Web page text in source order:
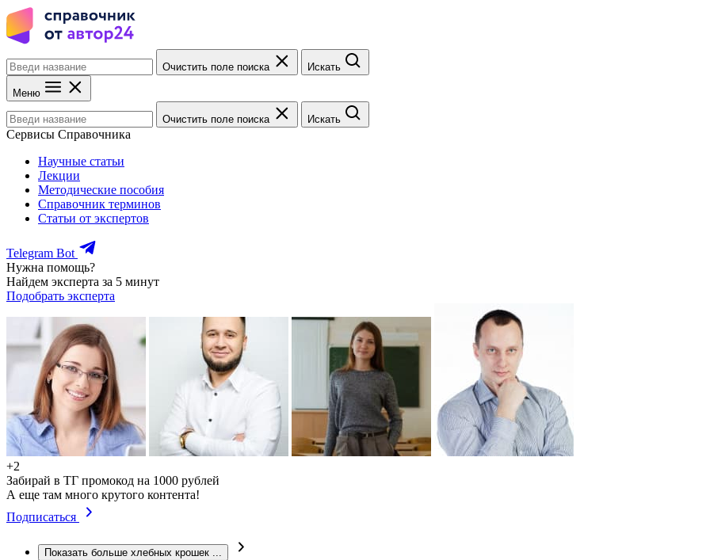
Очистить поле поиска Искать
Меню
Очистить поле поиска Искать
Сервисы Справочника
Научные статьи
Лекции
Методические пособия
Справочник терминов
Статьи от экспертов
Telegram Bot
Нужна помощь?
Найдем эксперта за 5 минут
Подобрать эксперта
+2
Забирай в ТГ промокод на 1000 рублей
А еще там много крутого контента!
Подписаться
Показать больше хлебных крошек ...